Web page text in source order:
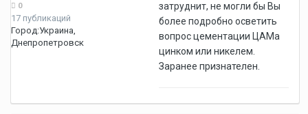
0
17 публикаций
Город:Украина,
Днепропетровск
затруднит, не могли бы Вы
более подробно осветить
вопрос цементации ЦАМа
цинком или никелем.
Заранее признателен.